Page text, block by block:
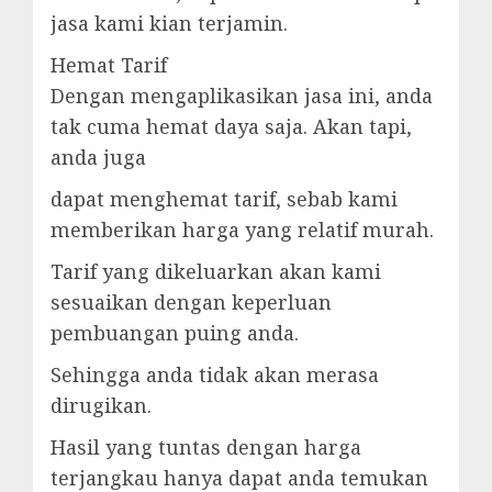
jasa kami kian terjamin.
Hemat Tarif
Dengan mengaplikasikan jasa ini, anda
tak cuma hemat daya saja. Akan tapi,
anda juga
dapat menghemat tarif, sebab kami
memberikan harga yang relatif murah.
Tarif yang dikeluarkan akan kami
sesuaikan dengan keperluan
pembuangan puing anda.
Sehingga anda tidak akan merasa
dirugikan.
Hasil yang tuntas dengan harga
terjangkau hanya dapat anda temukan